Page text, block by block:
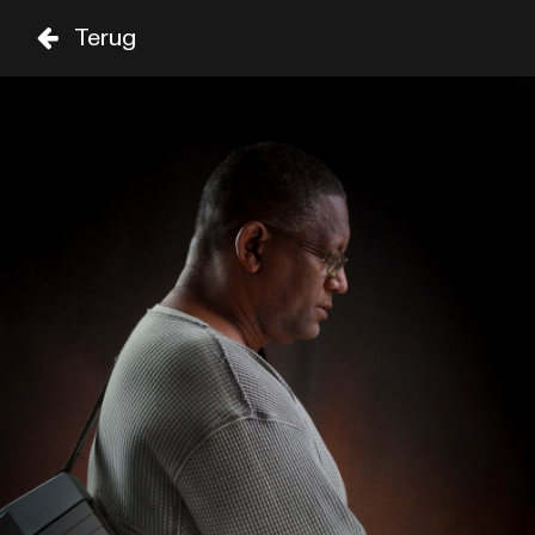
GENRE A-Z
SHOWS TOT 20:00
ROBERTO FONSECA
SIR DUKE
CHUCHO VALDÉS & AFRO
CUBAN MESSENGERS
CELIA
Terug